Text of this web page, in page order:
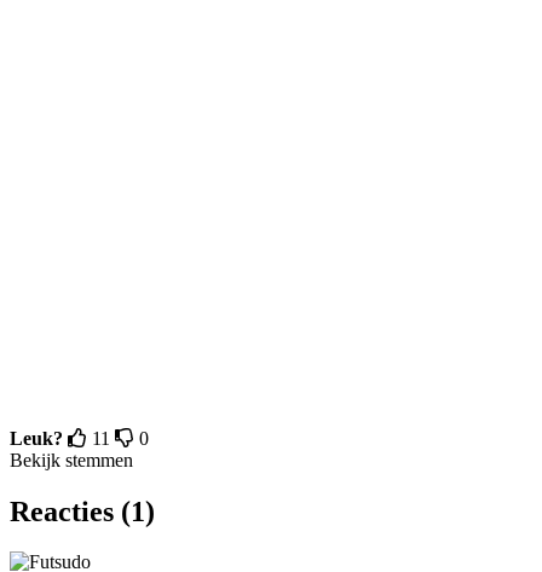
Leuk? 11
0
Bekijk stemmen
Reacties (1)